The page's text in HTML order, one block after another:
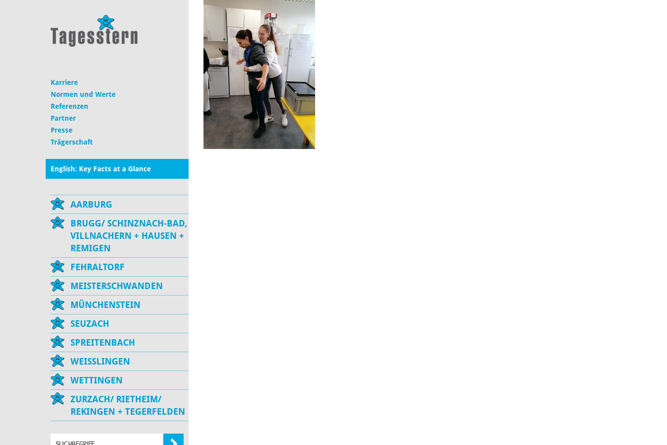
Karriere
Normen und Werte
Referenzen
Partner
Presse
Trägerschaft
English: Key Facts at a Glance
AARBURG
BRUGG/ SCHINZNACH-BAD,
VILLNACHERN + HAUSEN +
REMIGEN
FEHRALTORF
MEISTERSCHWANDEN
MÜNCHENSTEIN
SEUZACH
SPREITENBACH
WEISSLINGEN
WETTINGEN
ZURZACH/ RIETHEIM/
REKINGEN + TEGERFELDEN